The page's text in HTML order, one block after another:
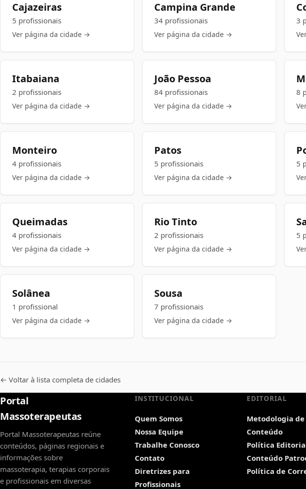
Cajazeiras
5 profissionais
Ver página da cidade →
Campina Grande
34 profissionais
Ver página da cidade →
3
Itabaiana
2 profissionais
Ver página da cidade →
João Pessoa
84 profissionais
Ver página da cidade →
8
Monteiro
4 profissionais
Ver página da cidade →
Patos
5 profissionais
Ver página da cidade →
5
Queimadas
4 profissionais
Ver página da cidade →
Rio Tinto
2 profissionais
Ver página da cidade →
5
Solânea
1 profissional
Ver página da cidade →
Sousa
7 profissionais
Ver página da cidade →
← Voltar à lista completa de cidades
Portal
Massoterapeutas
Portal Massoterapeutas reúne
conteúdos, páginas regionais e
informações sobre
massoterapia, terapias corporais
e profissionais em diversas
INSTITUCIONAL
Quem Somos
Nossa Equipe
Trabalhe Conosco
Contato
Diretrizes para
Profissionais
EDITORIAL
Metodologia de
Conteúdo
Política
Conteúdo
Política de